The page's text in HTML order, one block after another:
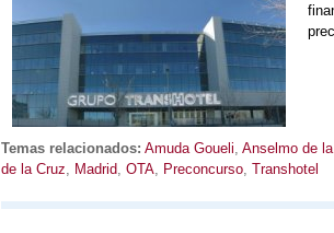
Temas relacionados: Amuda Goueli, Anselmo de
de la Cruz, Madrid, OTA, Preconcurso, Transhotel